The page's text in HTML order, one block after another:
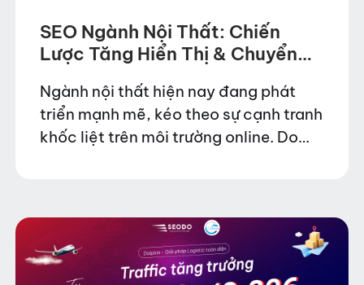
SEO Ngành Nội Thất: Chiến
Lược Tăng Hiển Thị & Chuyển
Ngành nội thất hiện nay đang phát
triển mạnh mẽ, kéo theo sự cạnh tranh
khốc liệt trên môi trường online. Do